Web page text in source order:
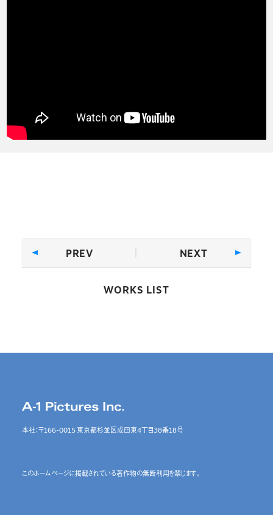
PREV
WORKS LIST
NEXT
本社：〒166-0015 東京都杉並区成田東4丁目38番18号
このホームページに掲載されている著作物の無断利用を禁じます。